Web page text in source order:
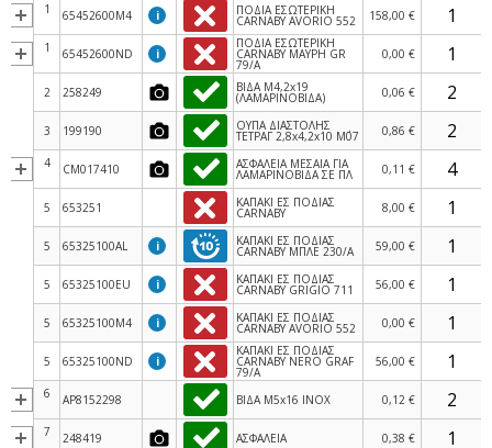
1 65452600M4 i ΠΟΔΙΑ ΕΣΩΤΕΡΙΚΗ
CARNABY AVORIO 552 158,00 €
1 65452600ND i
ΠΟΔΙΑ ΕΣΩΤΕΡΙΚΗ
CARNABY ΜΑΥΡΗ GR
79/A
0,00 €
2 258249 ΒΙΔΑ M4,2x19
(ΛΑΜΑΡΙΝΟΒΙΔΑ) 0,06 €
3 199190 ΟΥΠΑ ΔΙΑΣΤΟΛΗΣ
ΤΕΤΡΑΓ 2,8x4,2x10 M΄07 0,86 €
4 CM017410 ΑΣΦΑΛΕΙΑ ΜΕΣΑΙΑ ΓΙΑ
ΛΑΜΑΡΙΝΟΒΙΔΑ ΣΕ ΠΛ 0,11 €
5 653251 ΚΑΠΑΚΙ ΕΣ ΠΟΔΙΑΣ
CARNABY 8,00 €
5 65325100AL i ΚΑΠΑΚΙ ΕΣ ΠΟΔΙΑΣ
CARNABY ΜΠΛΕ 230/Α 59,00 €
5 65325100EU i ΚΑΠΑΚΙ ΕΣ ΠΟΔΙΑΣ
CARNABY GRIGIO 711 56,00 €
5 65325100M4 i ΚΑΠΑΚΙ ΕΣ ΠΟΔΙΑΣ
CARNABY AVORIO 552 0,00 €
5 65325100ND i
ΚΑΠΑΚΙ ΕΣ ΠΟΔΙΑΣ
CARNABY NERO GRAF
79/A
56,00 €
6 AP8152298 ΒΙΔΑ M5x16 INOX 0,12 €
7 248419 ΑΣΦΑΛΕΙΑ 0,38 €